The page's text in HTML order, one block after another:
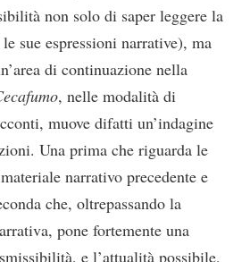
non solo di saper leggere la
sue espressioni narrative), ma
di continuazione nella
, nelle modalità di
muove difatti un’indagine
Una prima che riguarda le
narrativo precedente e
che, oltrepassando la
pone fortemente una
e l’attualità possibile,